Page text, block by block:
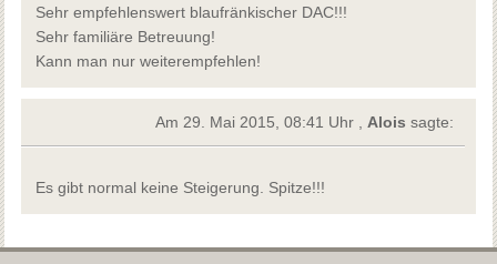
Sehr empfehlenswert blaufränkischer DAC!!!
Sehr familiäre Betreuung!
Kann man nur weiterempfehlen!
Am 29. Mai 2015, 08:41 Uhr , Alois sagte:
Es gibt normal keine Steigerung. Spitze!!!